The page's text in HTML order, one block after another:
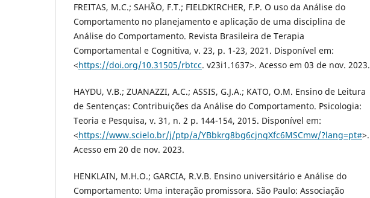
FREITAS, M.C.; SAHÃO, F.T.; FIELDKIRCHER, F.P. O uso da Análise do
Comportamento no planejamento e aplicação de uma disciplina de
Análise do Comportamento. Revista Brasileira de Terapia
Comportamental e Cognitiva, v. 23, p. 1-23, 2021. Disponível em:
<https://doi.org/10.31505/rbtcc. v23i1.1637>. Acesso em 03 de nov. 2023.
HAYDU, V.B.; ZUANAZZI, A.C.; ASSIS, G.J.A.; KATO, O.M. Ensino de Leitura
de Sentenças: Contribuições da Análise do Comportamento. Psicologia:
Teoria e Pesquisa, v. 31, n. 2 p. 144-154, 2015. Disponível em:
<https://www.scielo.br/j/ptp/a/YBbkrg8bg6cjnqXfc6MSCmw/?lang=pt#>.
Acesso em 20 de nov. 2023.
HENKLAIN, M.H.O.; GARCIA, R.V.B. Ensino universitário e Análise do
Comportamento: Uma interação promissora. São Paulo: Associação